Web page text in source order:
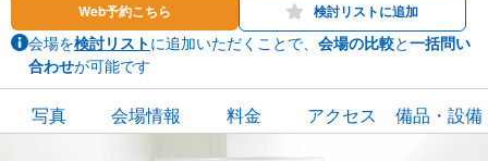
Web予約こちら 検討リストに追加
会場を検討リストに追加いただくことで、 会場の比較と一括問い
合わせが可能です
写真 会場情報 料金 アクセス 備品・設備